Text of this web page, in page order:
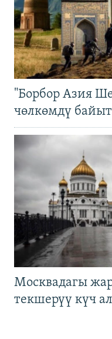
"Борбор Азия
чөлкөмдү
Москвадагы
текшерүү күч